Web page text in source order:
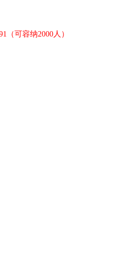
（可容纳2000人）